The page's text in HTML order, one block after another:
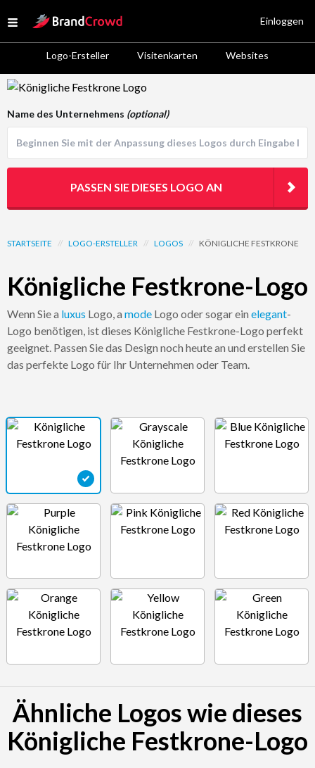
Open menu
Site Logo
Logo-Ersteller Visitenkarten Websites
Einloggen
Logo Template Preview
STARTSEITE // LOGO-ERSTELLER // LOGOS // KÖNIGLICHE FESTKRONE
Königliche Festkrone-Logo
Wenn Sie a luxus Logo, a mode Logo oder sogar ein elegant-
Logo benötigen, ist dieses Königliche Festkrone-Logo perfekt
geeignet. Passen Sie das Design noch heute an und erstellen Sie
das perfekte Logo für Ihr Unternehmen oder Team.
Name des Unternehmens (optional)
PASSEN SIE DIESES LOGO AN
Ähnliche Logos wie dieses
Königliche Festkrone-Logo